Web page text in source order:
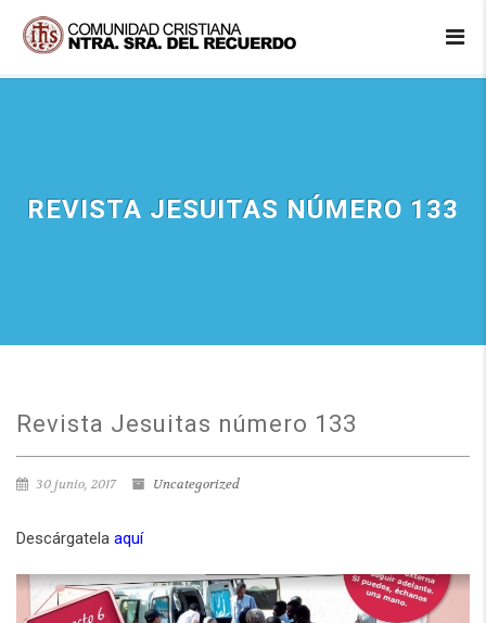
REVISTA JESUITAS NÚMERO 133
Revista Jesuitas número 133
30 junio, 2017 Uncategorized
Descárgatela aquí